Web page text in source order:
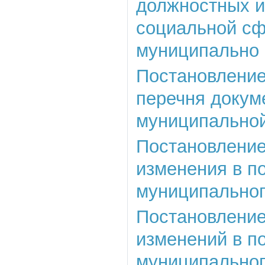
должностных
социальной
муниципально
перечня
изменения в
изменений в